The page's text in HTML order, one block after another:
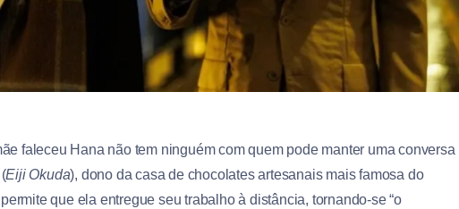
faleceu Hana não tem ninguém com quem pode manter uma conversa
Eiji Okuda), dono da casa de chocolates artesanais mais famosa do
que ela entregue seu trabalho à distância, tornando-se “o